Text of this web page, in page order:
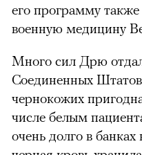
его программу
военную медицину
Много сил Дрю
Соединенных
чернокожих
числе белым
очень долго в